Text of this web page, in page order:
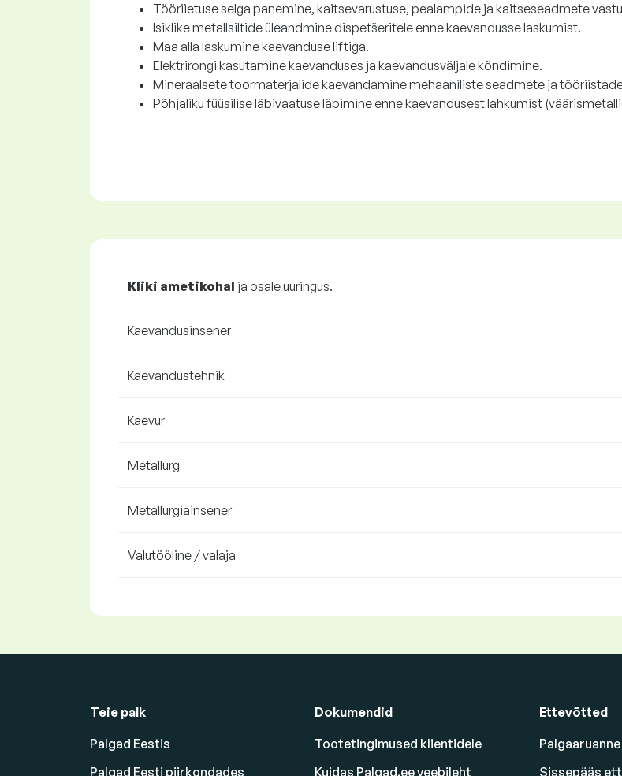
Tööriietuse selga panemine, kaitsevarustuse, pealampide ja kaitseseadmete
Isiklike metallsiltide üleandmine dispetšeritele enne kaevandusse laskumist.
Maa alla laskumine kaevanduse liftiga.
Elektrirongi kasutamine kaevanduses ja kaevandusväljale kõndimine.
Mineraalsete toormaterjalide kaevandamine mehaaniliste seadmete ja
Põhjaliku füüsilise läbivaatuse läbimine enne kaevandusest lahkumist
Kliki ametikohal ja osale uuringus.
Kaevandusinsener
Kaevandustehnik
Kaevur
Metallurg
Metallurgiainsener
Valutööline / valaja
Teie palk
Palgad Eestis
Palgad Eesti piirkondades
Dokumendid
Tootetingimused klientidele
Kuidas Palgad.ee veebileht
Ettevõtted
Sissepääs